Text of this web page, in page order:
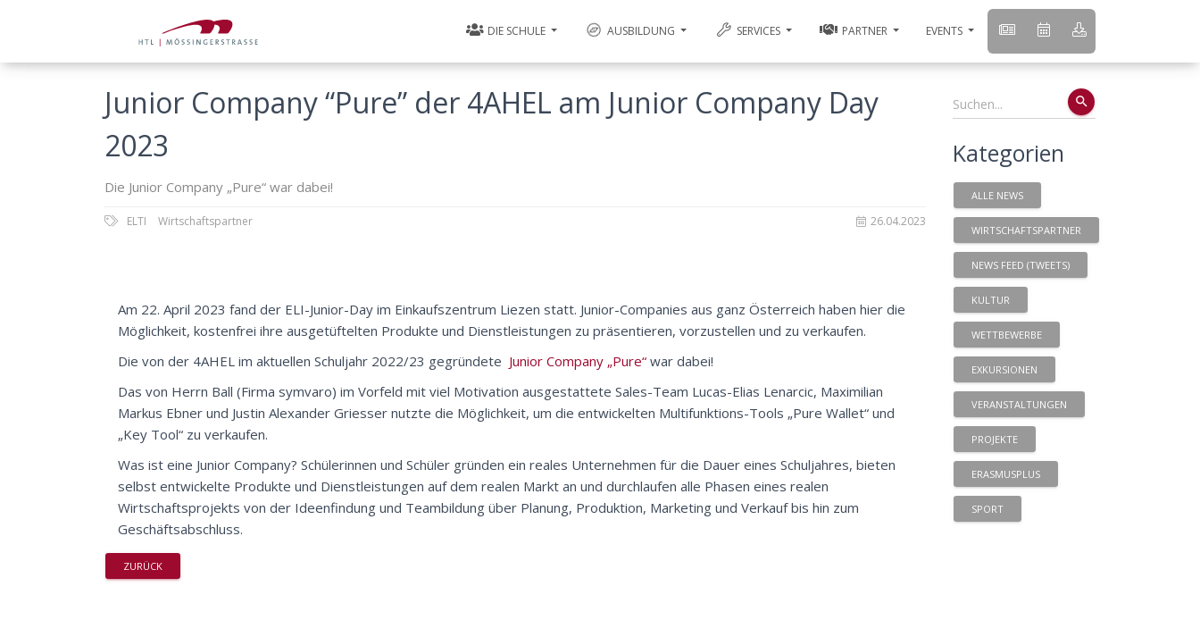
DIE SCHULE AUSBILDUNG SERVICES PARTNER EVENTS
Junior Company “Pure” der 4AHEL am Junior Company Day
2023
Die Junior Company „Pure“ war dabei!
26.04.2023
ELTI Wirtschaftspartner
Am 22. April 2023 fand der ELI-Junior-Day im Einkaufszentrum Liezen statt. Junior-Companies aus ganz Österreich haben hier die
Möglichkeit, kostenfrei ihre ausgetüftelten Produkte und Dienstleistungen zu präsentieren, vorzustellen und zu verkaufen.
Die von der 4AHEL im aktuellen Schuljahr 2022/23 gegründete Junior Company „Pure“ war dabei!
Das von Herrn Ball (Firma symvaro) im Vorfeld mit viel Motivation ausgestattete Sales-Team Lucas-Elias Lenarcic, Maximilian
Markus Ebner und Justin Alexander Griesser nutzte die Möglichkeit, um die entwickelten Multifunktions-Tools „Pure Wallet“ und
„Key Tool“ zu verkaufen.
Was ist eine Junior Company? Schülerinnen und Schüler gründen ein reales Unternehmen für die Dauer eines Schuljahres, bieten
selbst entwickelte Produkte und Dienstleistungen auf dem realen Markt an und durchlaufen alle Phasen eines realen
Wirtschaftsprojekts von der Ideenfindung und Teambildung über Planung, Produktion, Marketing und Verkauf bis hin zum
Geschäftsabschluss.
ZURÜCK
search
Kategorien
ALLE NEWS
WIRTSCHAFTSPARTNER
NEWS FEED (TWEETS)
KULTUR
WETTBEWERBE
EXKURSIONEN
VERANSTALTUNGEN
PROJEKTE
ERASMUSPLUS
SPORT